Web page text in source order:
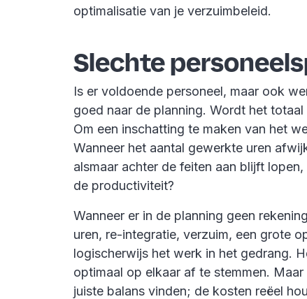
optimalisatie van je verzuimbeleid.
Slechte
Is er voldoende personeel, maar ook
goed naar de planning. Wordt het
Om een inschatting te maken van het
Wanneer het aantal gewerkte uren
alsmaar achter de feiten aan blijft
de productiviteit?
Wanneer er in de planning geen
uren, re-integratie, verzuim, een grote
logischerwijs het werk in het gedrang.
optimaal op elkaar af te stemmen.
juiste balans vinden; de kosten reëel